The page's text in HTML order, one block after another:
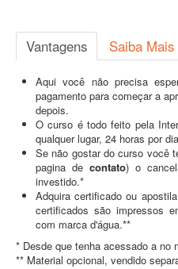
Vantagens Saiba Mais
Aqui você não precisa
pagamento para começar a
depois.
O curso é todo feito pela
qualquer lugar, 24 horas por
Se não gostar do curso você
pagina de contato) o
investido.*
Adquira certificado ou
certificados são impressos
com marca d'água.**
* Desde que tenha acessado a no
** Material opcional, vendido